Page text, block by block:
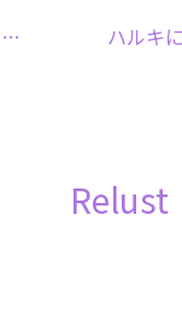
… ハルキ